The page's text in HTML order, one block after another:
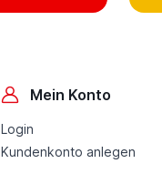
Mein Konto
Login
Kundenkonto anlegen